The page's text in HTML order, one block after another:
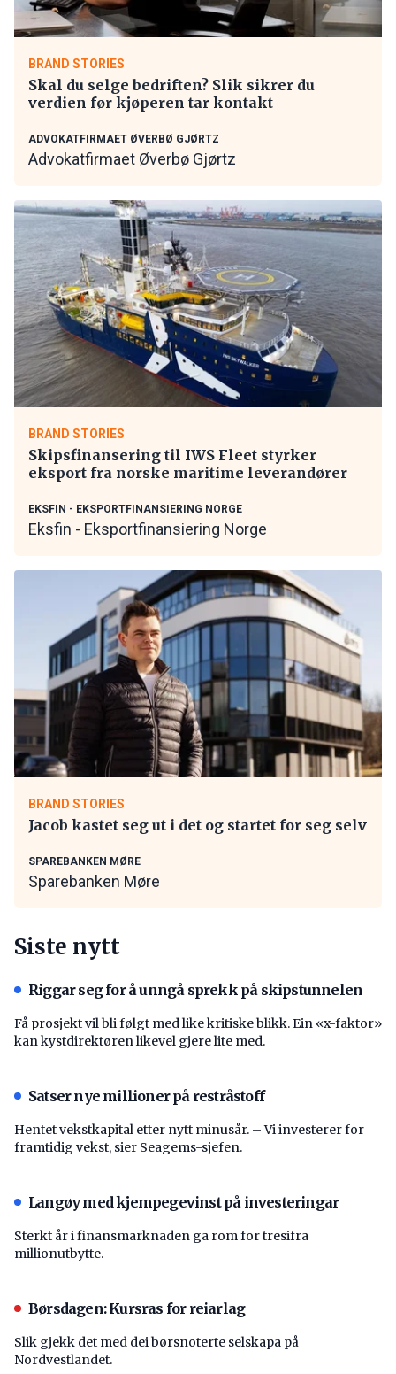
BRAND STORIES
Skal du selge bedriften? Slik sikrer du
verdien før kjøperen tar kontakt
ADVOKATFIRMAET ØVERBØ GJØRTZ
Advokatfirmaet Øverbø Gjørtz
BRAND STORIES
Skipsfinansering til IWS Fleet styrker
eksport fra norske maritime leverandører
EKSFIN - EKSPORTFINANSIERING NORGE
Eksfin - Eksportfinansiering Norge
BRAND STORIES
Jacob kastet seg ut i det og startet for seg selv
SPAREBANKEN MØRE
Sparebanken Møre
Siste nytt
Riggar seg for å unngå sprekk på skipstunnelen
Få prosjekt vil bli følgt med like kritiske blikk. Ein «x-faktor»
kan kystdirektøren likevel gjere lite med.
Satser nye millioner på restråstoff
Hentet vekstkapital etter nytt minusår. – Vi investerer for
framtidig vekst, sier Seagems-sjefen.
Langøy med kjempegevinst på investeringar
Sterkt år i finansmarknaden ga rom for tresifra
millionutbytte.
Børsdagen: Kursras for reiarlag
Slik gjekk det med dei børsnoterte selskapa på
Nordvestlandet.